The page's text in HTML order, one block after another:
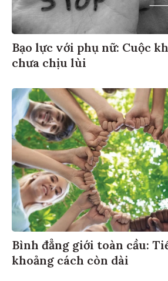
Bạo lực với phụ nữ: Cuộc
chưa chịu lùi
Bình đẳng giới toàn cầu:
khoảng cách còn dài